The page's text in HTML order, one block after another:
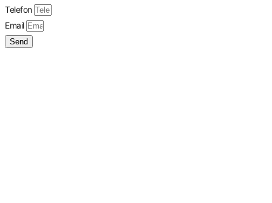
Telefon
Email
Send